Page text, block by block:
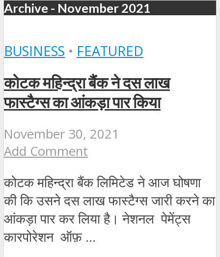
Archive - November 2021
BUSINESS • FEATURED
कोटक महिन्द्रा बैंक ने दस लाख
फास्टैग्स का आंकड़ा पार किया
November 30, 2021
Add Comment
कोटक महिन्द्रा बैंक लिमिटेड ने आज घोषणा
की कि उसने दस लाख फास्टैग्स जारी करने का
आंकड़ा पार कर लिया है। नेशनल पेमेंट्स
कारपोरेशन ऑफ़ ...